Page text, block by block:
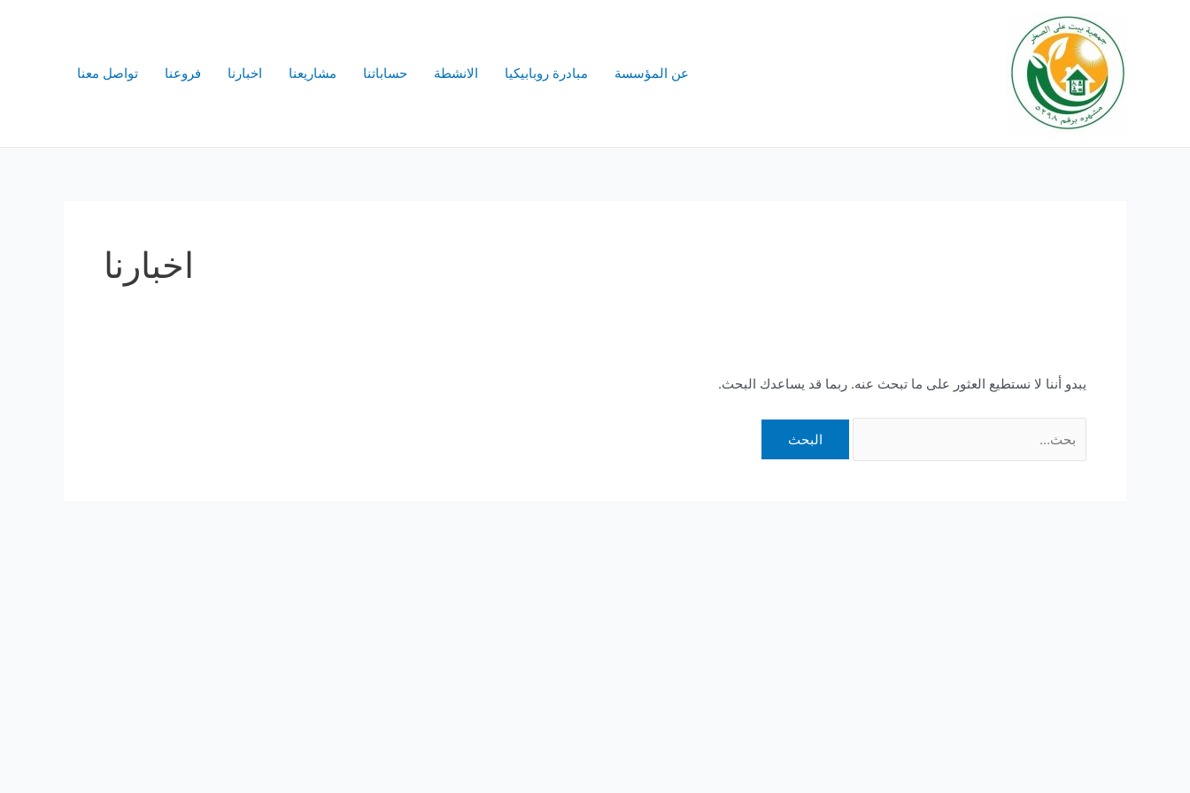
عن المؤسسة
مبادرة روبابيكيا الانشطة حساباتنا مشاريعنا اخبارنا فروعنا تواصل معنا
اخبارنا
يبدو أننا لا نستطيع العثور على ما تبحث عنه. ربما قد يساعدك البحث.
for: